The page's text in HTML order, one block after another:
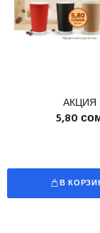
АКЦИЯ
5,80
В